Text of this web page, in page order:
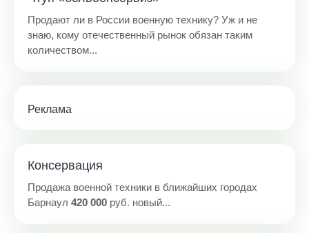
Продают ли в России военную технику? Уж и не
знаю, кому отечественный рынок обязан таким
количеством...
Реклама
Консервация
Продажа военной техники в ближайших городах
Барнаул 420 000 руб. новый...